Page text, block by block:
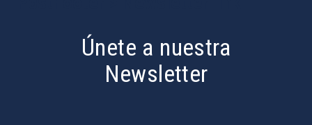
Únete a nuestra
Newsletter